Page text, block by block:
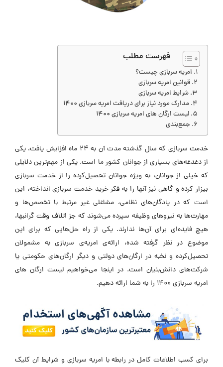
فهرست مطلب
امریه سربازی چیست؟
قوانین امریه سربازی
شرایط امریه سربازی
مدارک مورد نیاز برای دریافت امریه سربازی ۱۴۰۰
لیست ارگان های امریه سربازی ۱۴۰۰
جمع‌بندی
خدمت سربازی که سال گذشته مدت آن به ۲۴ ماه افزایش یافت، یکی
از دغدغه‌های بسیاری از جوانان کشور ما است. یکی از مهم‌ترین دلایلی
که خیلی از جوانان، به ویژه جوانان تحصیل‌کرده را از خدمت سربازی
بیزار کرده و گاهی نیز آنها را به فکر خرید خدمت سربازی انداخته، این
است که در پادگان‌های نظامی، مشاغلی غیر مرتبط با تخصص‌ها و
مهارت‌ها به نیروهای وظیفه سپرده می‌شوند که جز اتلاف وقت گرانبها،
هیچ فایده‌ای برای آن‌ها ندارند. یکی از راه حل‌هایی که برای این
موضوع در نظر گرفته شده، ارائه‌ی امریه‌ی سربازی به مشمولان
تحصیل‌کرده و نخبه در ارگان‌های دولتی و دیگر ارگان‌های حکومتی یا
شرکت‌های دانش‌بنیان است. در اینجا می‌خواهیم لیست ارگان های
امریه سربازی ۱۴۰۰ را به شما ارائه دهیم.
برای کسب اطلاعات کامل در رابطه با امریه سربازی و شرایط آن کلیک